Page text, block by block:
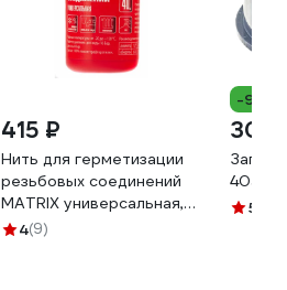
415 ₽
Нить для герметизации
резьбовых соединений
MATRIX универсальная,
40 м, 88887
4(9)
-9%
30
5